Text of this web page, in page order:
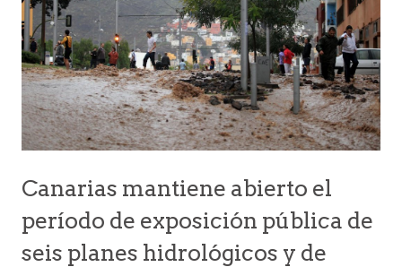
Canarias mantiene abierto el
período de exposición pública de
seis planes hidrológicos y de